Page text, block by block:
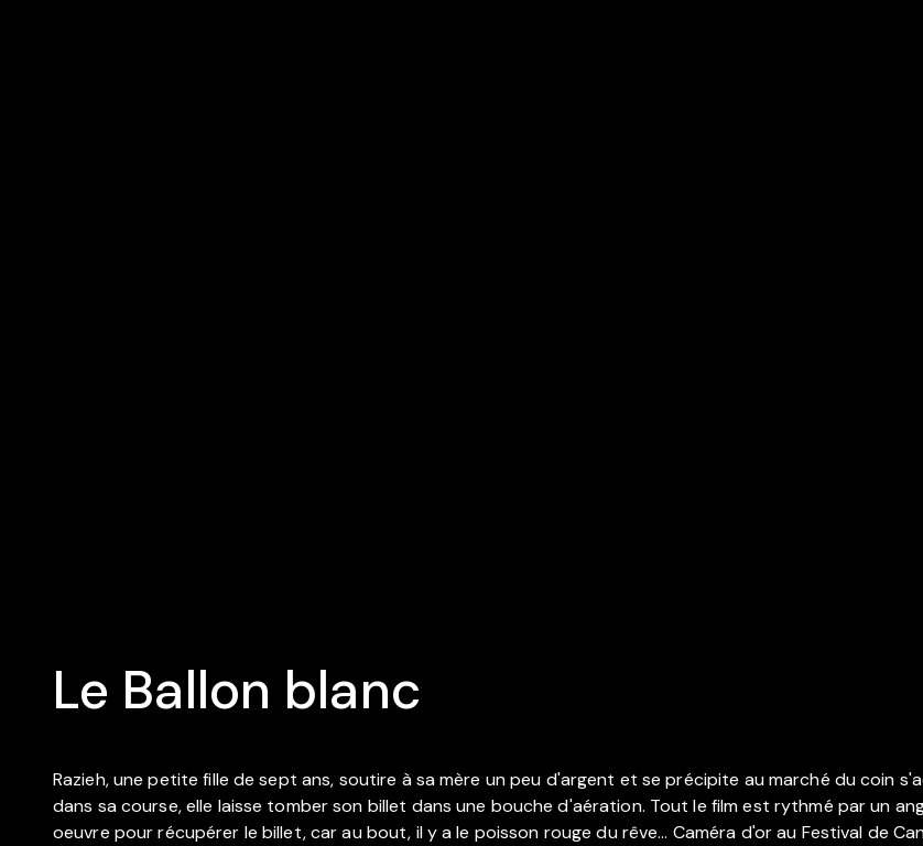
Le Ballon blanc
Razieh, une petite fille de sept ans, soutire à sa mère un peu d'argent et se précipite au marché du coin
dans sa course, elle laisse tomber son billet dans une bouche d'aération. Tout le film est rythmé par un
oeuvre pour récupérer le billet, car au bout, il y a le poisson rouge du rêve... Caméra d'or au Festival de